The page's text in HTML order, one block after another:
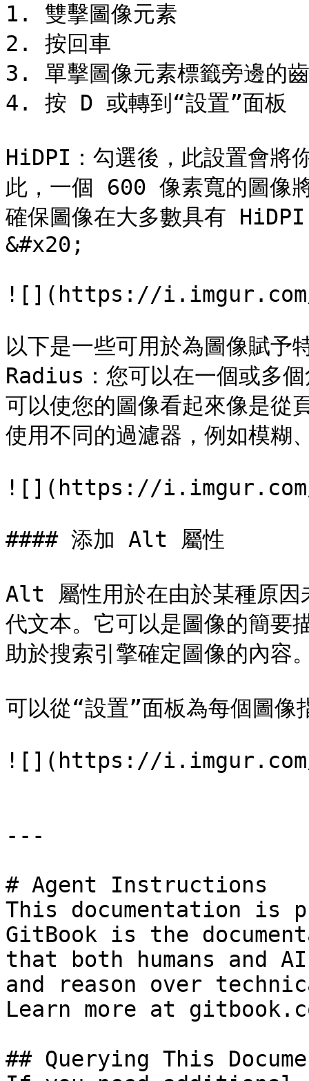
1. 雙擊圖像元素
2. 按回車
3. 單擊圖像元素標籤旁邊的
4. 按 D 或轉到“設置”面板
HiDPI：勾選後，此設置會將
此，一個 600 像素寬的圖像
確保圖像在大多數具有
&#x20;
![](https://i.imgur.com/
以下是一些可用於為圖像賦
Radius：您可以在一個或多
可以使您的圖像看起來像是
使用不同的過濾器，例如模糊
![](https://i.imgur.com/
#### 添加 Alt 屬性
Alt 屬性用於在由於某種原因
代文本。它可以是圖像的簡要
助於搜索引擎確定圖像的內容
可以從“設置”面板為每個圖
![](https://i.imgur.com/
---
# Agent Instructions
This documentation is
GitBook is the
that both humans and
and reason over
Learn more at
## Querying This